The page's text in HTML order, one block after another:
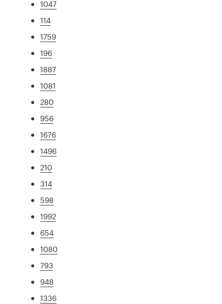
1047
114
1759
196
1887
1081
280
956
1676
1496
210
314
598
1992
654
1080
793
948
1336